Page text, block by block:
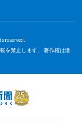
reserved.
を禁止します。 著作権は港